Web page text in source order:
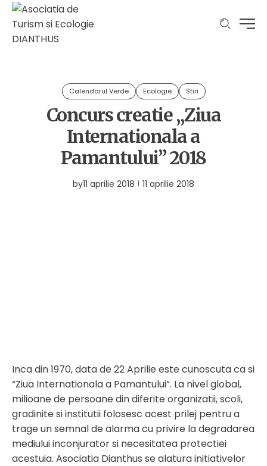
Calendarul Verde Ecologie Stiri
Concurs creatie „Ziua
Internationala a
Pamantului” 2018
by11 aprilie 2018 11 aprilie 2018
Inca din 1970, data de 22 Aprilie este cunoscuta ca si
“Ziua Internationala a Pamantului”. La nivel global,
milioane de persoane din diferite organizatii, scoli,
gradinite si institutii folosesc acest prilej pentru a
trage un semnal de alarma cu privire la degradarea
mediului inconjurator si necesitatea protectiei
acestuia. Asociatia Dianthus se alatura initiativelor